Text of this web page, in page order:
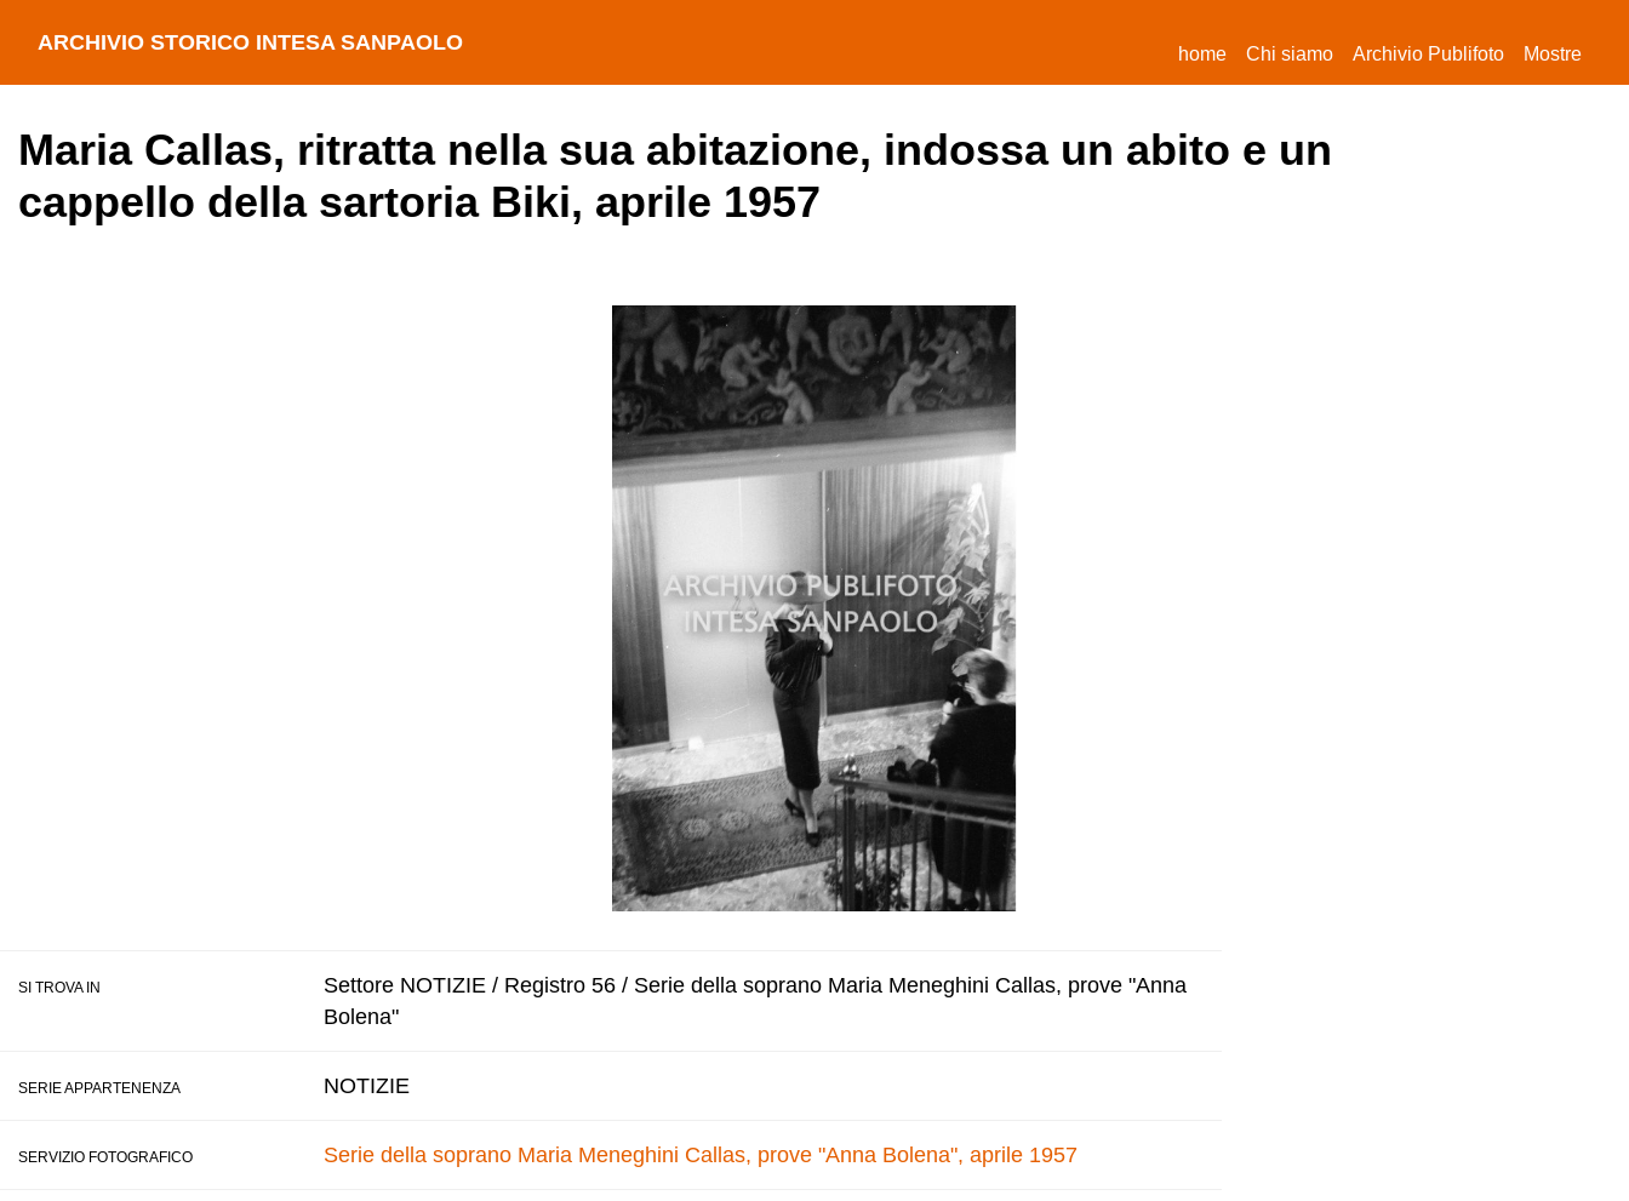
ARCHIVIO STORICO INTESA SANPAOLO home(current)
Chi siamo Archivio Publifoto Mostre
Maria Callas, ritratta nella sua abitazione, indossa un abito e un
cappello della sartoria Biki, aprile 1957
SI TROVA IN
Settore NOTIZIE / Registro 56 / Serie della soprano Maria Meneghini Callas, prove "Anna
Bolena"
SERIE APPARTENENZA NOTIZIE
SERVIZIO FOTOGRAFICO Serie della soprano Maria Meneghini Callas, prove "Anna Bolena", aprile 1957